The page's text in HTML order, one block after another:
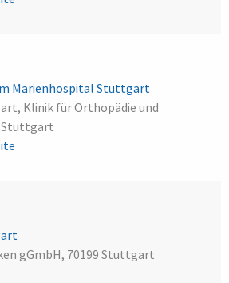
Marienhospital Stuttgart
Klinik für Orthopädie und
Stuttgart
gGmbH, 70199 Stuttgart